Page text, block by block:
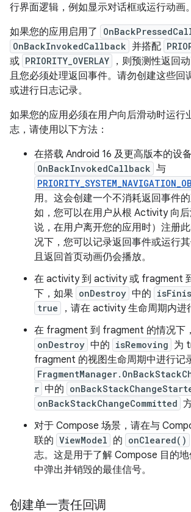
行界面逻辑，例如显示对话框或运行动画。
如果您的应用启用了
OnBackInvokedCallback 并搭配
或 PRIORITY_OVERLAY
，则预测性返回
且您必须处理返回事件。请勿创建这些回
或进行日志记录。
如果您的应用必须在用户向后滑动时运行
志，请使用以下方法：
在搭载 Android 16 及更高版本的设
OnBackInvokedCallback 与
用。这会创建一个不消耗返回事件
如，您可以在用户从根 Activity 向
说，在用户离开您的应用时）注册
况下，您可以记录返回事件或运行
且返回首页动画仍会播放。
在 activity 到 activity 或 fragment
下，如果 onDestroy 中的
true
，请在 activity 生命周期内进
在 fragment 到 fragment 的情况下
onDestroy 中的 isRemoving 为
fragment 的视图生命周期中进行记
r 中的
onBackStackChangeCommitted
对于 Compose 场景，请在与
联的 ViewModel 的 onCleared()
志。这是用于了解 Compose 目的
中弹出并销毁的最佳信号。
创建单一责任回调